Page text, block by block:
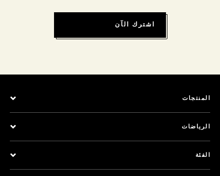
اشترك الآن
المنتجات
الرياضات
الفئة